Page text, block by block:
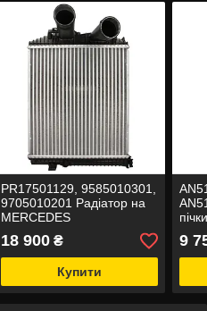
PR17501129, 9585010301,
9705010201 Радіатор на
MERCEDES
18 900₴
Купити
9